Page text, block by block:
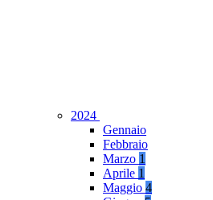
2024
Gennaio
Febbraio
Marzo 1
Aprile 1
Maggio 4